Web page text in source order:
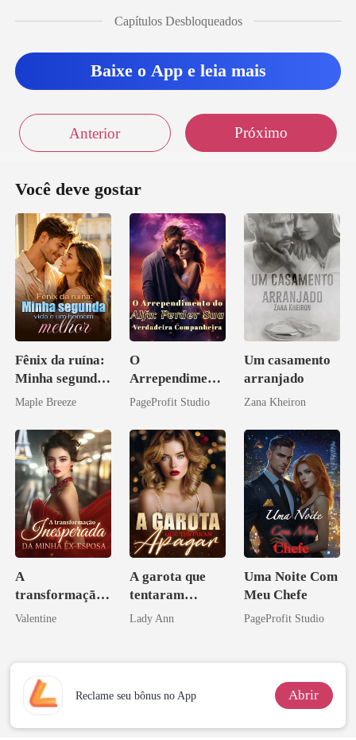
Capítulos Desbloqueados
Baixe o App e leia mais
Anterior Próximo
Você deve gostar
Fênix da ruína:
Minha segunda
vida e um
Maple Breeze
O
Arrependiment
o do Alfa:
Verdadeira
Companheira
PageProfit Studio
Um casamento
arranjado
Zana Kheiron
A
transformação
inesperada da
Valentine
A garota que
tentaram
apagar
Lady Ann
Uma Noite Com
Meu Chefe
PageProfit Studio
Reclame seu bônus no App Abrir